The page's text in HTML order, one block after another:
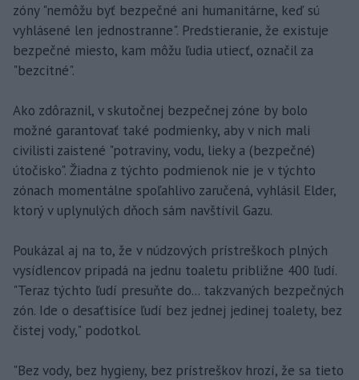
zóny "nemôžu byť bezpečné ani humanitárne, keď sú
vyhlásené len jednostranne". Predstieranie, že existuje
bezpečné miesto, kam môžu ľudia utiecť, označil za
"bezcitné".
Ako zdôraznil, v skutočnej bezpečnej zóne by bolo
možné garantovať také podmienky, aby v nich mali
civilisti zaistené "potraviny, vodu, lieky a (bezpečné)
útočisko". Žiadna z týchto podmienok nie je v týchto
zónach momentálne spoľahlivo zaručená, vyhlásil Elder,
ktorý v uplynulých dňoch sám navštívil Gazu.
Poukázal aj na to, že v núdzových prístreškoch plných
vysídlencov pripadá na jednu toaletu približne 400 ľudí.
"Teraz týchto ľudí presuňte do... takzvaných bezpečných
zón. Ide o desaťtisíce ľudí bez jednej jedinej toalety, bez
čistej vody," podotkol.
"Bez vody, bez hygieny, bez prístreškov hrozí, že sa tieto